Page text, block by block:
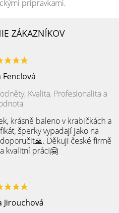
prípravkami.
ZÁKAZNÍKOV
Fenclová
Kvalita, Profesionalita a
krásně baleno v krabičkách a
šperky vypadají jako na
Děkuji české firmě
kvalitní práci🤗
Jirouchová